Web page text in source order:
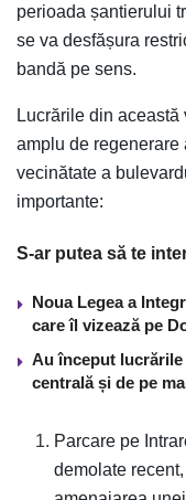
perioada șantierului
se va desfășura
bandă pe sens.
Lucrările din această
amplu de regenerare
vecinătate a
importante:
S-ar putea să te
Noua Legea a
care îl vizează pe
Au început
centrală și de pe
Parcare pe
demolate